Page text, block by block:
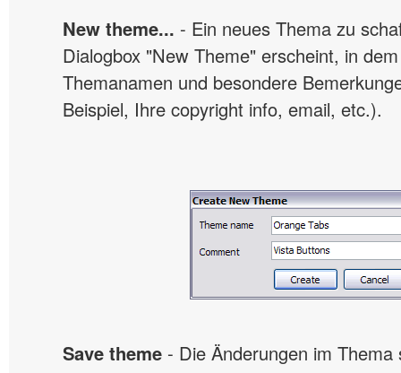
New theme... - Ein neues Thema zu
Dialogbox "New Theme" erscheint, in
Themanamen und besondere
Beispiel, Ihre copyright info, email, etc.).
Save theme - Die Änderungen im Thema